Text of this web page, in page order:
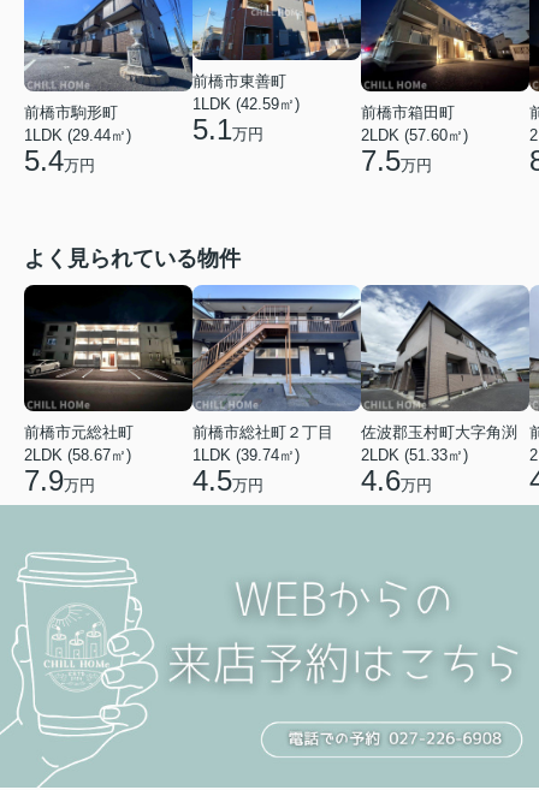
前橋市駒形町
1LDK (29.44㎡)
5.4万円
前橋市東善町
1LDK (42.59㎡)
5.1万円
前橋市箱田町
2LDK (57.60㎡)
7.5万円
よく見られている物件
前橋市元総社町
2LDK (58.67㎡)
7.9万円
前橋市総社町２丁目
1LDK (39.74㎡)
4.5万円
佐波郡玉村町大字角渕
2LDK (51.33㎡)
4.6万円